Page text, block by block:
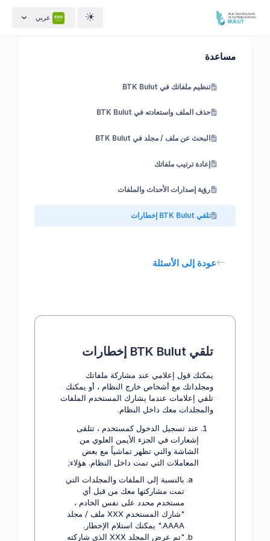
مساعدة
تنظيم ملفاتك في BTK Bulut
حذف الملف واستعادته في BTK Bulut
البحث عن ملف / مجلد في BTK Bulut
إعادة ترتيب ملفاتك
رؤية إصدارات الأحداث والملفات
تلقي BTK Bulut إخطارات
عودة إلى الأسئلة
تلقي BTK Bulut إخطارات
يمكنك قول إعلامي عند مشاركة ملفاتك
ومجلداتك مع أشخاص خارج النظام ، أو يمكنك
تلقي إعلامات عندما يشارك المستخدم الملفات
والمجلدات معك داخل النظام.
عند تسجيل الدخول كمستخدم ، تتلقى
إشعارات في الجزء الأيمن العلوي من
الشاشة والتي تظهر تماشياً مع بعض
المعاملات التي تمت داخل النظام. هؤلاء;
بالنسبة إلى الملفات والمجلدات التي
تمت مشاركتها معك من قبل أي
مستخدم محدد على نفس الخادم ،
"شارك المستخدم XXX ملف / مجلد
AAAA." يمكنك استلام الإخطار.
"تم عرض المجلد XXX الذي شاركته